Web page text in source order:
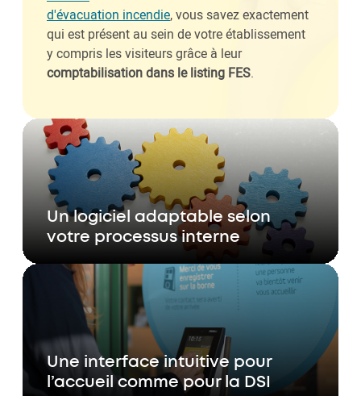
d'évacuation incendie, vous savez exactement
qui est présent au sein de votre établissement
y compris les visiteurs grâce à leur
comptabilisation dans le listing FES.
Un logiciel adaptable selon
votre processus interne
Une interface intuitive pour
l’accueil comme pour la DSI